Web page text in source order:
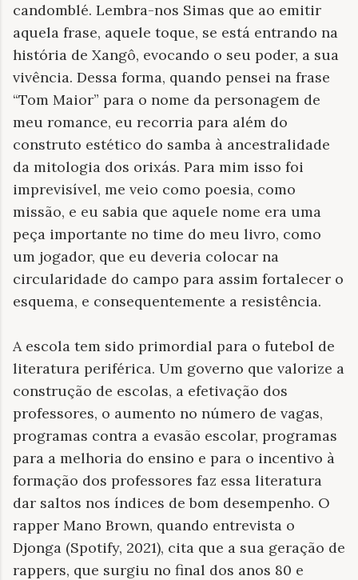
candomblé. Lembra-nos Simas que ao emitir
aquela frase, aquele toque, se está entrando na
história de Xangô, evocando o seu poder, a sua
vivência. Dessa forma, quando pensei na frase
“Tom Maior” para o nome da personagem de
meu romance, eu recorria para além do
construto estético do samba à ancestralidade
da mitologia dos orixás. Para mim isso foi
imprevisível, me veio como poesia, como
missão, e eu sabia que aquele nome era uma
peça importante no time do meu livro, como
um jogador, que eu deveria colocar na
circularidade do campo para assim fortalecer o
esquema, e consequentemente a resistência.
A escola tem sido primordial para o futebol de
literatura periférica. Um governo que valorize a
construção de escolas, a efetivação dos
professores, o aumento no número de vagas,
programas contra a evasão escolar, programas
para a melhoria do ensino e para o incentivo à
formação dos professores faz essa literatura
dar saltos nos índices de bom desempenho. O
rapper Mano Brown, quando entrevista o
Djonga (Spotify, 2021), cita que a sua geração de
rappers, que surgiu no final dos anos 80 e